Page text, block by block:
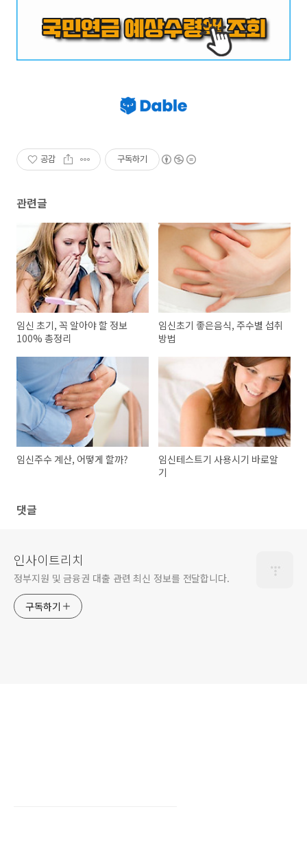
공감 구독하기
관련글
임신 초기, 꼭 알아야 할 정보
100% 총정리
임신초기 좋은음식, 주수별 섭취
방법
임신주수 계산, 어떻게 할까?
임신테스트기 사용시기 바로알
기
댓글
인사이트리치
정부지원 및 금융권 대출 관련 최신 정보를 전달합니다.
구독하기